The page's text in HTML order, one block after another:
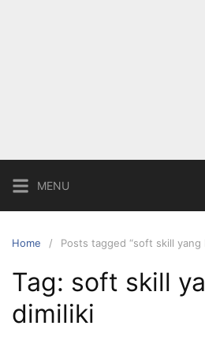
MENU
Home Posts tagged “soft skill yang
Tag: soft skill
dimiliki